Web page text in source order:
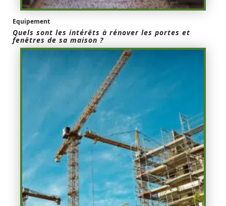
Equipement
Quels sont les intérêts à rénover les portes et
fenêtres de sa maison ?